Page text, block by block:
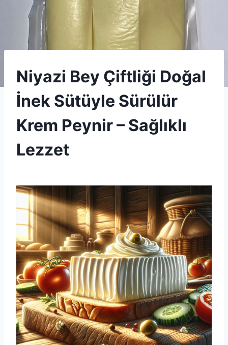
ÃZEL
VE
PEYNIRLER
|
UNCATEGORIZED
Niyazi Bey Çiftliği Doğal
İnek Sütüyle Sürülür
Krem Peynir – Sağlıklı
Lezzet
Admin